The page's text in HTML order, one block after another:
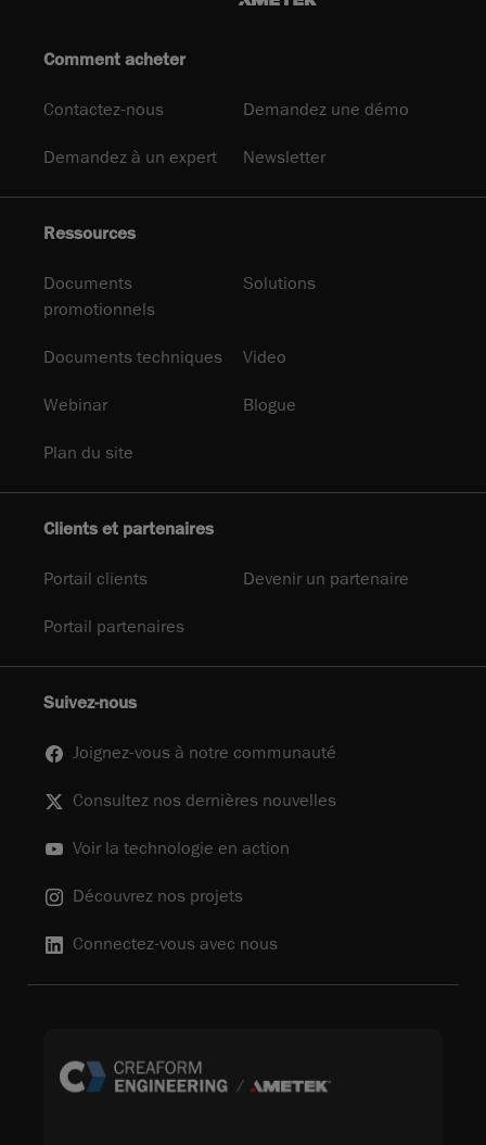
Comment acheter
Contactez-nous Demandez une démo
Demandez à un expert Newsletter
Ressources
Documents
promotionnels
Solutions
Documents techniques Video
Webinar Blogue
Plan du site
Clients et partenaires
Portail clients Devenir un partenaire
Portail partenaires
Suivez-nous
Joignez-vous à notre communauté
Consultez nos dernières nouvelles
Voir la technologie en action
Découvrez nos projets
Connectez-vous avec nous